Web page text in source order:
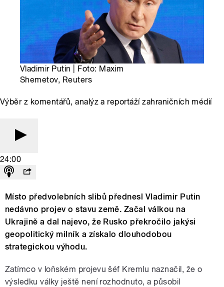
Vladimir Putin | Foto: Maxim
Shemetov, Reuters
Výběr z komentářů, analýz a reportáží zahraničních médií
24:00
Místo předvolebních slibů přednesl Vladimir Putin
nedávno projev o stavu země. Začal válkou na
Ukrajině a dal najevo, že Rusko překročilo jakýsi
geopolitický milník a získalo dlouhodobou
strategickou výhodu.
Zatímco v loňském projevu šéf Kremlu naznačil, že o
výsledku války ještě není rozhodnuto, a působil